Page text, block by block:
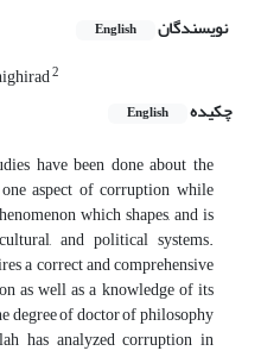
نویسندگان English
2
چکیده English
have been done about the
aspect of corruption while
which shapes, and is
and political systems.
a correct and comprehensive
as well as a knowledge of its
degree of doctor of philosophy
has analyzed corruption in